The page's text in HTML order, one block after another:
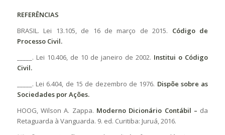
REFERÊNCIAS
BRASIL. Lei 13.105, de 16 de março de 2015. Código de
Processo Civil.
_____. Lei 10.406, de 10 de janeiro de 2002. Institui o Código
Civil.
_____. Lei 6.404, de 15 de dezembro de 1976. Dispõe sobre as
Sociedades por Ações.
HOOG, Wilson A. Zappa. Moderno Dicionário Contábil – da
Retaguarda à Vanguarda. 9. ed. Curitiba: Juruá, 2016.